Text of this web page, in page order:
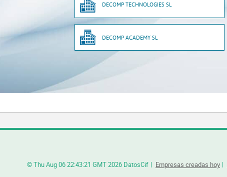
DECOMP TECHNOLOGIES SL
DECOMP ACADEMY SL
© Thu Aug 06 22:43:21 GMT 2026 DatosCif Empresas creadas hoy